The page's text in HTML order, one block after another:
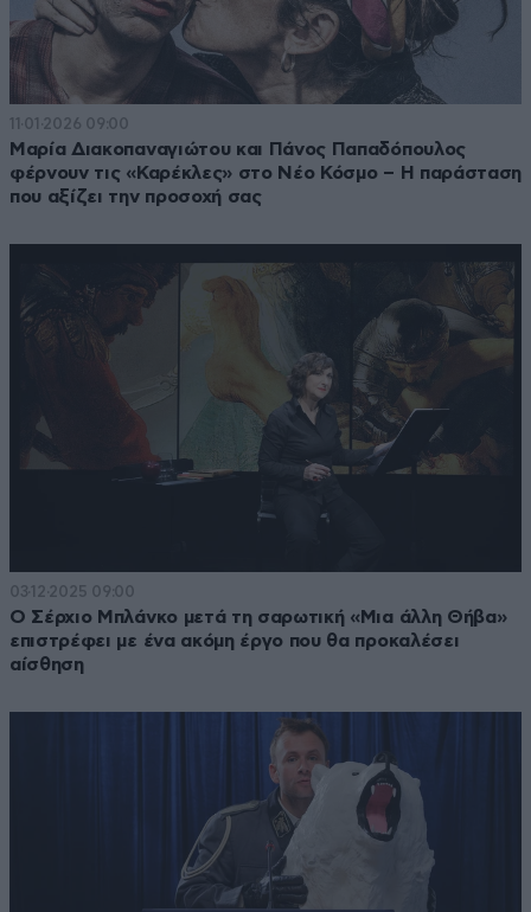
11·01·2026 09:00
Μαρία Διακοπαναγιώτου και Πάνος Παπαδόπουλος
φέρνουν τις «Καρέκλες» στο Νέο Κόσμο – Η παράσταση
που αξίζει την προσοχή σας
03·12·2025 09:00
Ο Σέρχιο Μπλάνκο μετά τη σαρωτική «Μια άλλη Θήβα»
επιστρέφει με ένα ακόμη έργο που θα προκαλέσει
αίσθηση